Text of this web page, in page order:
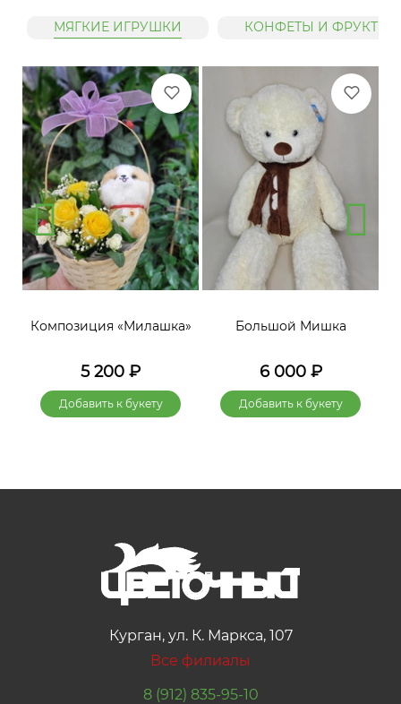
МЯГКИЕ ИГРУШКИ КОНФЕТЫ И ФРУКТЫ
Композиция «Милашка»
5 200 ₽
Добавить к букету
Большой Мишка
6 000₽
Добавить к букету
Курган, ул. К. Маркса, 107
Все филиалы
8 (912) 835-95-10